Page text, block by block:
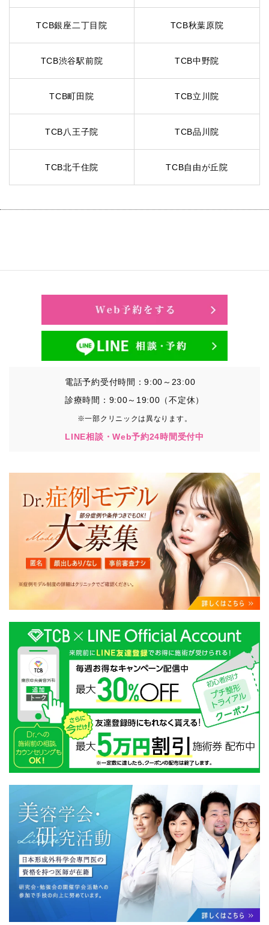
TCB銀座二丁目院 TCB秋葉原院
TCB渋谷駅前院 TCB中野院
TCB町田院 TCB立川院
TCB八王子院 TCB品川院
TCB北千住院 TCB自由が丘院
電話予約受付時間：9:00～23:00
診療時間：9:00～19:00（不定休）
※一部クリニックは異なります。
LINE相談・Web予約24時間受付中